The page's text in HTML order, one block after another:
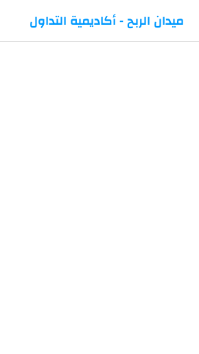
ميدان الربح - أكاديمية التداول